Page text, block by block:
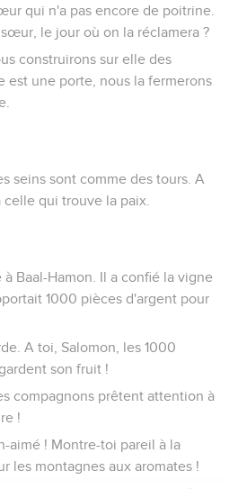
qui n'a pas encore de poitrine.
le jour où on la réclamera ?
construirons sur elle des
est une porte, nous la fermerons
seins sont comme des tours. A
celle qui trouve la paix.
Baal-Hamon. Il a confié la vigne
1000 pièces d'argent pour
A toi, Salomon, les 1000
son fruit !
compagnons prêtent attention à
!
aimé ! Montre-toi pareil à la
les montagnes aux aromates !